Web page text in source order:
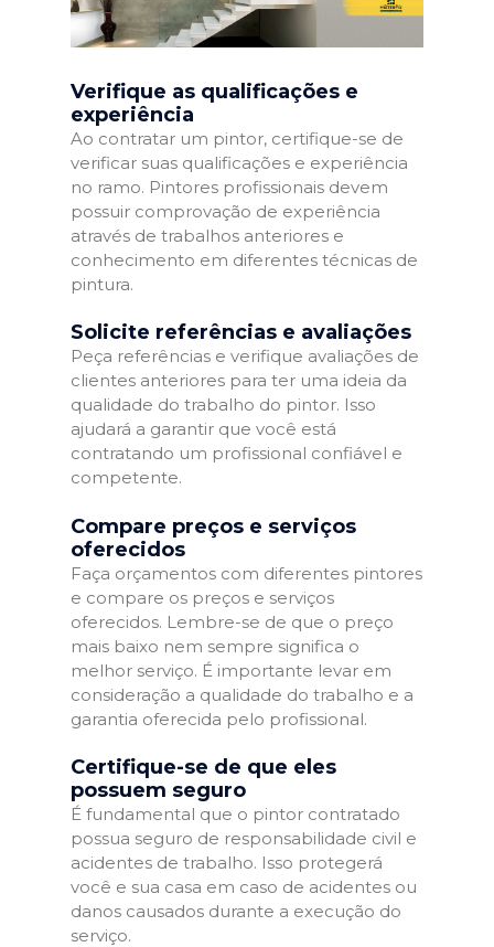
Verifique as qualificações e
experiência
Ao contratar um pintor, certifique-se de
verificar suas qualificações e experiência
no ramo. Pintores profissionais devem
possuir comprovação de experiência
através de trabalhos anteriores e
conhecimento em diferentes técnicas de
pintura.
Solicite referências e avaliações
Peça referências e verifique avaliações de
clientes anteriores para ter uma ideia da
qualidade do trabalho do pintor. Isso
ajudará a garantir que você está
contratando um profissional confiável e
competente.
Compare preços e serviços
oferecidos
Faça orçamentos com diferentes pintores
e compare os preços e serviços
oferecidos. Lembre-se de que o preço
mais baixo nem sempre significa o
melhor serviço. É importante levar em
consideração a qualidade do trabalho e a
garantia oferecida pelo profissional.
Certifique-se de que eles
possuem seguro
É fundamental que o pintor contratado
possua seguro de responsabilidade civil e
acidentes de trabalho. Isso protegerá
você e sua casa em caso de acidentes ou
danos causados durante a execução do
serviço.